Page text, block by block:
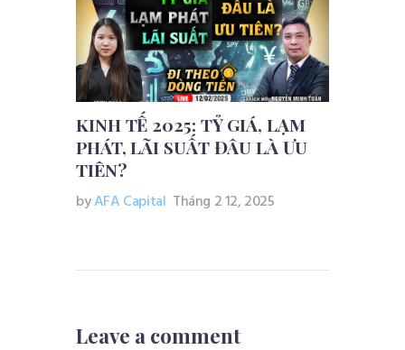
KINH TẾ 2025: TỶ GIÁ, LẠM
PHÁT, LÃI SUẤT ĐÂU LÀ ƯU
TIÊN?
byAFA Capital Tháng 2 12, 2025
Leave a comment